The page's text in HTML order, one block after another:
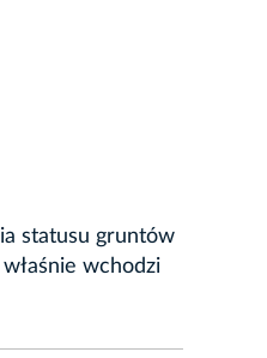
statusu gruntów
wchodzi